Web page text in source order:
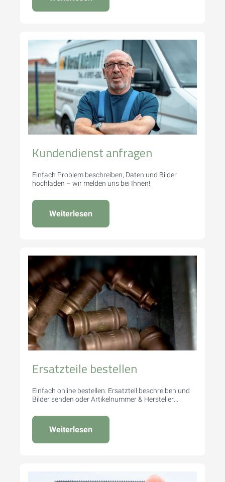
Kundendienst anfragen
Einfach Problem beschreiben, Daten und Bilder
hochladen – wir melden uns bei Ihnen!
Weiterlesen
Ersatzteile bestellen
Einfach online bestellen: Ersatzteil beschreiben und
Bilder senden oder Artikelnummer & Hersteller
Weiterlesen